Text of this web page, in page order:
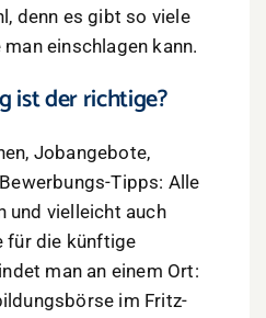
denn es gibt so viele
einschlagen kann.
ist der richtige?
Jobangebote,
Tipps: Alle
und vielleicht auch
für die künftige
man an einem Ort:
im Fritz-